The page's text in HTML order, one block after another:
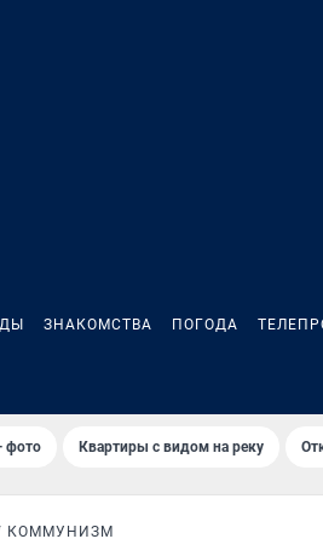
ЗНАКОМСТВА ПОГОДА
фото Квартиры с видом на реку
КОММУНИЗМ